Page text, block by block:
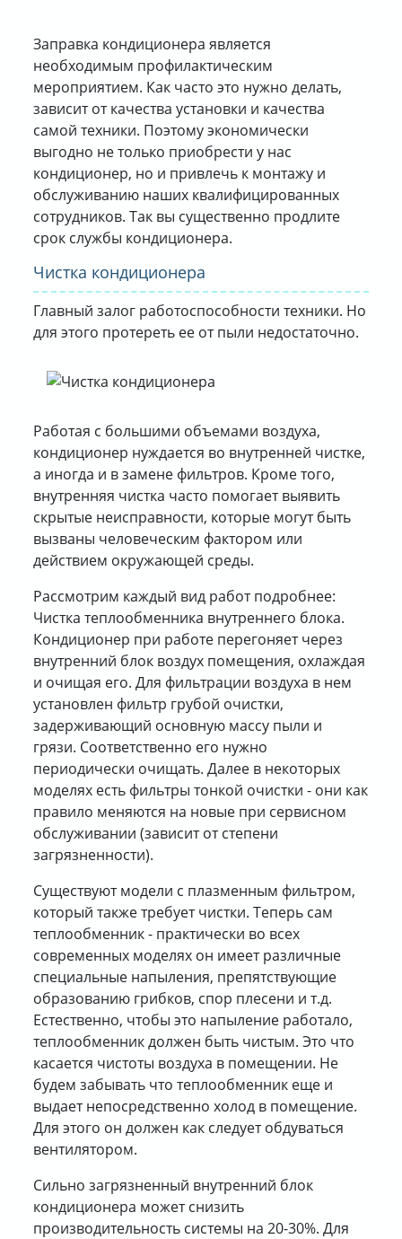
Заправка кондиционера является
необходимым профилактическим
мероприятием. Как часто это нужно делать,
зависит от качества установки и качества
самой техники. Поэтому экономически
выгодно не только приобрести у нас
кондиционер, но и привлечь к монтажу и
обслуживанию наших квалифицированных
сотрудников. Так вы существенно продлите
срок службы кондиционера.
Чистка кондиционера
Главный залог работоспособности техники. Но
для этого протереть ее от пыли недостаточно.
Работая с большими объемами воздуха,
кондиционер нуждается во внутренней чистке,
а иногда и в замене фильтров. Кроме того,
внутренняя чистка часто помогает выявить
скрытые неисправности, которые могут быть
вызваны человеческим фактором или
действием окружающей среды.
Рассмотрим каждый вид работ подробнее:
Чистка теплообменника внутреннего блока.
Кондиционер при работе перегоняет через
внутренний блок воздух помещения, охлаждая
и очищая его. Для фильтрации воздуха в нем
установлен фильтр грубой очистки,
задерживающий основную массу пыли и
грязи. Соответственно его нужно
периодически очищать. Далее в некоторых
моделях есть фильтры тонкой очистки - они как
правило меняются на новые при сервисном
обслуживании (зависит от степени
загрязненности).
Существуют модели с плазменным фильтром,
который также требует чистки. Теперь сам
теплообменник - практически во всех
современных моделях он имеет различные
специальные напыления, препятствующие
образованию грибков, спор плесени и т.д.
Естественно, чтобы это напыление работало,
теплообменник должен быть чистым. Это что
касается чистоты воздуха в помещении. Не
будем забывать что теплообменник еще и
выдает непосредственно холод в помещение.
Для этого он должен как следует обдуваться
вентилятором.
Сильно загрязненный внутренний блок
кондиционера может снизить
производительность системы на 20-30%. Для